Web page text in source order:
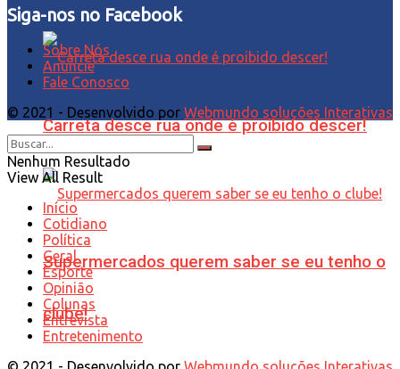
Carreta desce rua onde é proibido descer!
Supermercados querem saber se eu tenho o
clube!
Siga-nos no Facebook
Sobre Nós
Anuncie
Fale Conosco
© 2021 - Desenvolvido por Webmundo soluções Interativas
Nenhum Resultado
View All Result
Início
Cotidiano
Política
Geral
Esporte
Opinião
Colunas
Entrevista
Entretenimento